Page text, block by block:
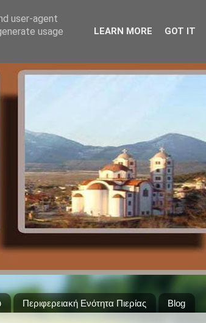
Περιφερειακή Ενότητα Πιερίας Blog
user-agent
usage
LEARN MORE GOT IT